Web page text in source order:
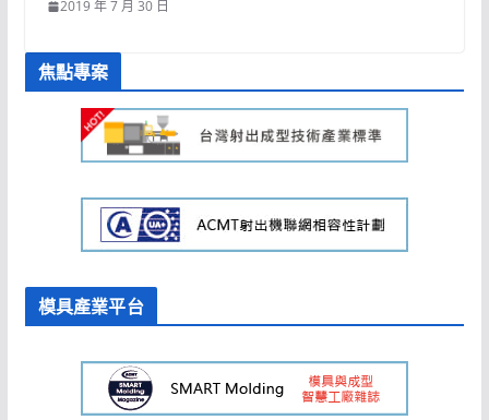
2019 年 7 月 30 日
焦點專案
模具產業平台